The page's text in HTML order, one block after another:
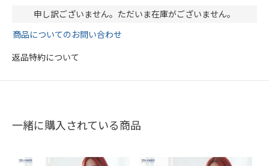
申し訳ございません。ただいま在庫がございません。
商品についてのお問い合わせ
返品特約について
一緒に購入されている商品